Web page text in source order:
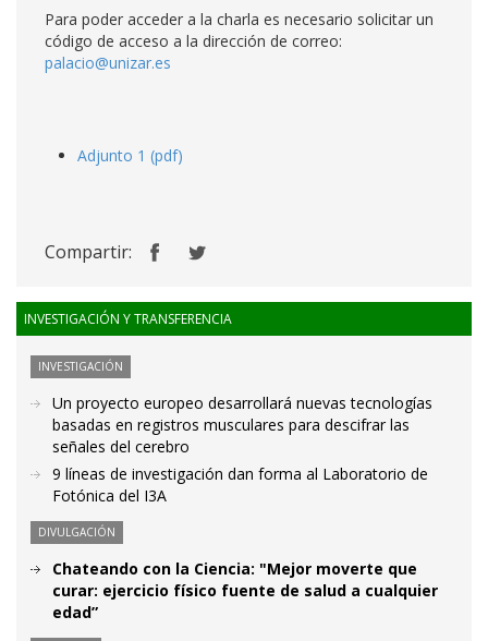
Para poder acceder a la charla es necesario solicitar un
código de acceso a la dirección de correo:
palacio@unizar.es
Adjunto 1 (pdf)
Compartir:
INVESTIGACIÓN Y TRANSFERENCIA
INVESTIGACIÓN
Un proyecto europeo desarrollará nuevas tecnologías
basadas en registros musculares para descifrar las
señales del cerebro
9 líneas de investigación dan forma al Laboratorio de
Fotónica del I3A
DIVULGACIÓN
Chateando con la Ciencia: "Mejor moverte que
curar: ejercicio físico fuente de salud a cualquier
edad”